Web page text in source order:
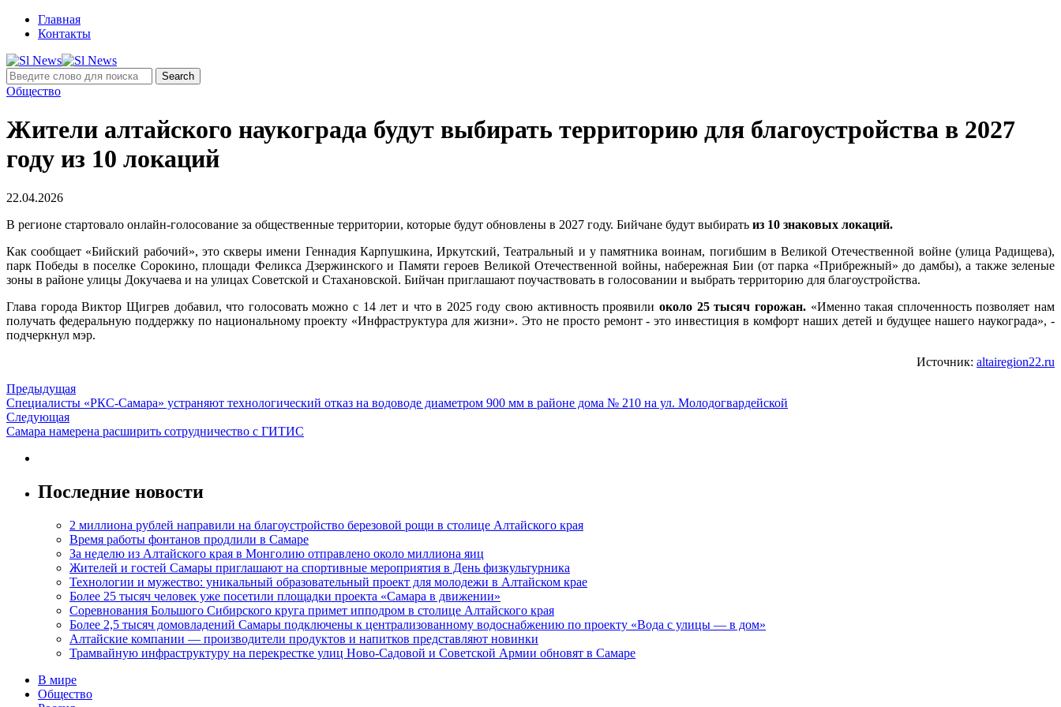
Главная
Контакты
Общество
Жители алтайского наукограда будут выбирать территорию для благоустройства в 2027
году из 10 локаций
22.04.2026
В регионе стартовало онлайн-голосование за общественные территории, которые будут обновлены в 2027 году. Бийчане будут выбирать из 10 знаковых локаций.
Как сообщает «Бийский рабочий», это скверы имени Геннадия Карпушкина, Иркутский, Театральный и у памятника воинам, погибшим в Великой Отечественной войне (улица Радищева),
парк Победы в поселке Сорокино, площади Феликса Дзержинского и Памяти героев Великой Отечественной войны, набережная Бии (от парка «Прибрежный» до дамбы), а также зеленые
зоны в районе улицы Докучаева и на улицах Советской и Стахановской. Бийчан приглашают поучаствовать в голосовании и выбрать территорию для благоустройства.
Глава города Виктор Щигрев добавил, что голосовать можно с 14 лет и что в 2025 году свою активность проявили около 25 тысяч горожан.«Именно такая сплоченность позволяет нам
получать федеральную поддержку по национальному проекту «Инфраструктура для жизни». Это не просто ремонт - это инвестиция в комфорт наших детей и будущее нашего наукограда», -
подчеркнул мэр.
Источник: altairegion22.ru
Предыдущая
Специалисты «РКС-Самара» устраняют технологический отказ на водоводе диаметром 900 мм в районе дома № 210 на ул. Молодогвардейской
Следующая
Самара намерена расширить сотрудничество с ГИТИС
Последние новости
2 миллиона рублей направили на благоустройство березовой рощи в столице Алтайского края
Время работы фонтанов продлили в Самаре
За неделю из Алтайского края в Монголию отправлено около миллиона яиц
Жителей и гостей Самары приглашают на спортивные мероприятия в День физкультурника
Технологии и мужество: уникальный образовательный проект для молодежи в Алтайском крае
Более 25 тысяч человек уже посетили площадки проекта «Самара в движении»
Соревнования Большого Сибирского круга примет ипподром в столице Алтайского края
Более 2,5 тысяч домовладений Самары подключены к централизованному водоснабжению по проекту «Вода с улицы — в дом»
Алтайские компании — производители продуктов и напитков представляют новинки
Трамвайную инфраструктуру на перекрестке улиц Ново-Садовой и Советской Армии обновят в Самаре
В мире
Общество